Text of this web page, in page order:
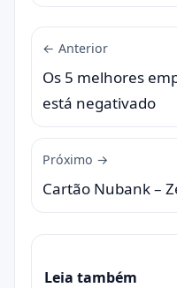
← Anterior
Os 5 melhores
está negativado
Próximo →
Cartão Nubank –
Leia também